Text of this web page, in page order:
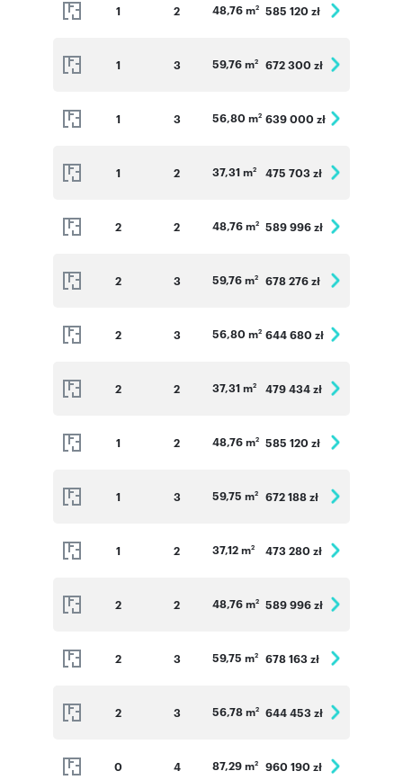
1 2 48,76 m2 585 120 zł
1 3 59,76 m2 672 300 zł
1 3 56,80 m2 639 000 zł
1 2 37,31 m2 475 703 zł
2 2 48,76 m2 589 996 zł
2 3 59,76 m2 678 276 zł
2 3 56,80 m2 644 680 zł
2 2 37,31 m2 479 434 zł
1 2 48,76 m2 585 120 zł
1 3 59,75 m2 672 188 zł
1 2 37,12 m2 473 280 zł
2 2 48,76 m2 589 996 zł
2 3 59,75 m2 678 163 zł
2 3 56,78 m2 644 453 zł
0 4 87,29 m2 960 190 zł